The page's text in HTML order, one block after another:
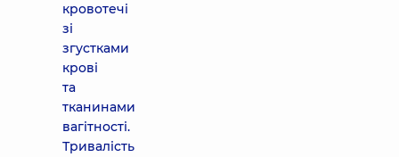
кровотечі
зі
згустками
крові
та
тканинами
вагітності.
Тривалість